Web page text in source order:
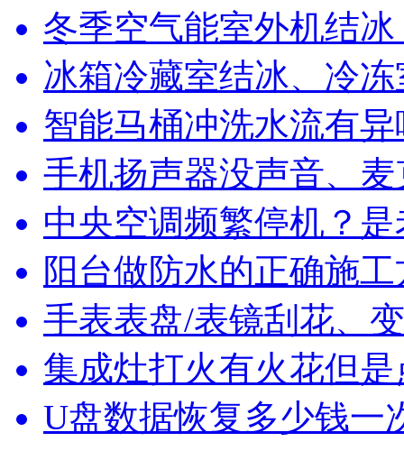
冬季空气能室外机结
冰箱冷藏室结冰、冷
智能马桶冲洗水流有
手机扬声器没声音、
中央空调频繁停机？
阳台做防水的正确施
手表表盘/表镜刮花、
集成灶打火有火花但
U盘数据恢复多少钱一